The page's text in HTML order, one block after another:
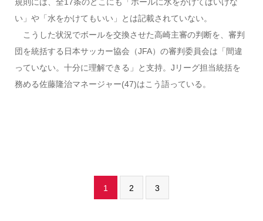
い」や「水をかけてもいい」とは記載されていない。
こうした状況でボールを交換させた高崎主審の判断を、審判
団を統括する日本サッカー協会（JFA）の審判委員会は「間違
っていない。十分に理解できる」と支持。Jリーグ担当統括を
務める佐藤隆治マネージャー(47)はこう語っている。
1 2 3